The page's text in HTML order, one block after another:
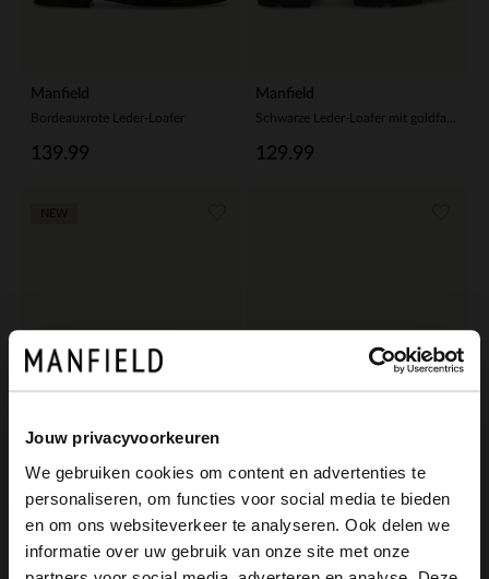
Jouw privacyvoorkeuren
We gebruiken cookies om content en advertenties te
personaliseren, om functies voor social media te bieden
en om ons websiteverkeer te analyseren. Ook delen we
informatie over uw gebruik van onze site met onze
Manfield
Bordeauxrote Leder-Loafer
139.99
Manfield
129.99
Manfield
Schwarze Leder-Loafer
Manfield
Schwarze Leder-Loafer
×
View this website in English?